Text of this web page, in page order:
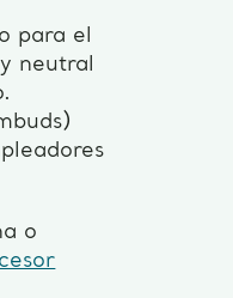
para el
neutral
o